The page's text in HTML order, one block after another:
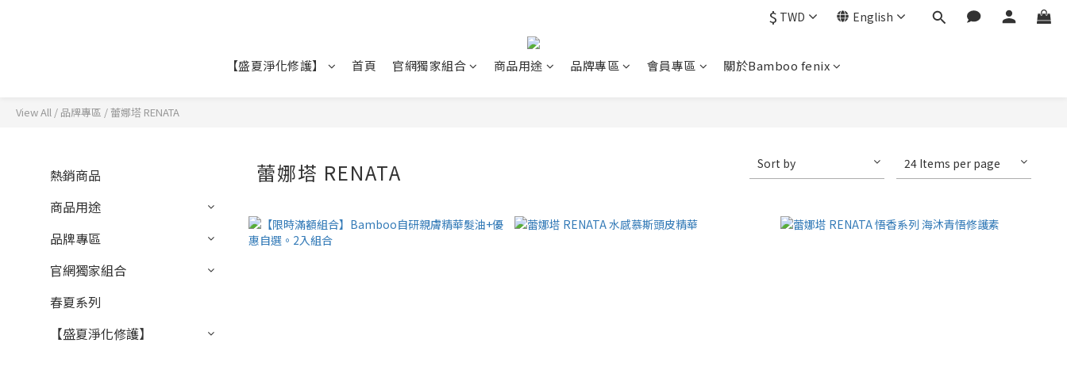
$ TWD English
【盛夏淨化修護】 首頁 官網獨家組合 商品用途 品牌專區 會員專區 關於Bamboo fenix
View All / 品牌專區 /蕾娜塔 RENATA
熱銷商品
商品用途
品牌專區
官網獨家組合
春夏系列
【盛夏淨化修護】
蕾娜塔 RENATA Sort by 24 Items per page